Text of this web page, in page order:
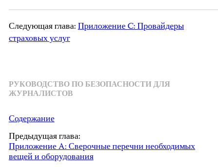
Следующая глава:Приложение C: Провайдеры
страховых услуг
РУКОВОДСТВО ПО БЕЗОПАСНОСТИ ДЛЯ
ЖУРНАЛИСТОВ
Содержание
Предыдущая глава:
Приложение A: Сверочные перечни необходимых
вещей и оборудования